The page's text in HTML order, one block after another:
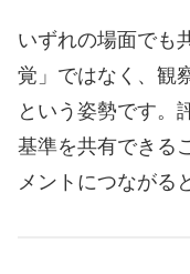
いずれの場面でも
覚」ではなく、観
という姿勢です。
基準を共有できる
メントにつながる